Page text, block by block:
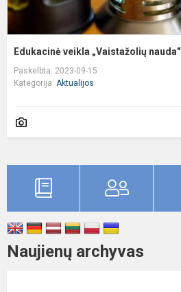
Edukacinė veikla „Vaistažolių nauda"
Paskelbta: 2023-09-15
Kategorija: Aktualijos
Naujienų archyvas